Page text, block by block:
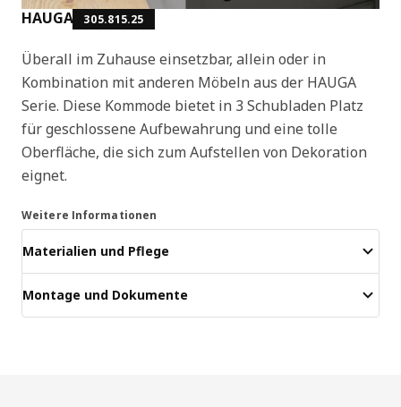
HAUGA 305.815.25
Überall im Zuhause einsetzbar, allein oder in
Kombination mit anderen Möbeln aus der HAUGA
Serie. Diese Kommode bietet in 3 Schubladen Platz
für geschlossene Aufbewahrung und eine tolle
Oberfläche, die sich zum Aufstellen von Dekoration
eignet.
Weitere Informationen
Materialien und Pflege
Montage und Dokumente